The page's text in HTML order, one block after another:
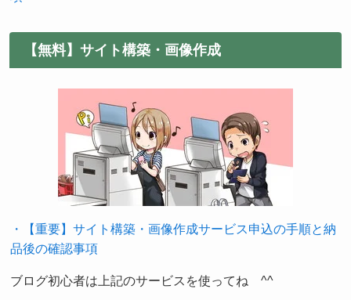
【無料】サイト構築・画像作成
・【重要】サイト構築・画像作成サービス申込の手順と納
品後の確認事項
ブログ初心者は上記のサービスを使ってね ^^